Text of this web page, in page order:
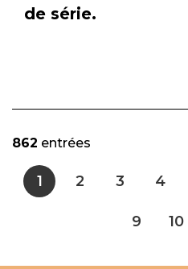
de série.
862 entrées
1 2 3 4
9 10